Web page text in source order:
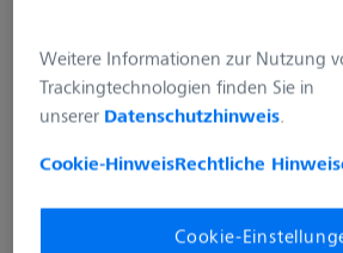
Stk
In den
Händler
Weitere Informationen zur Nutzung
Trackingtechnologien finden Sie in
unserer Datenschutzhinweis.
Cookie-HinweisRechtliche
Cookie-